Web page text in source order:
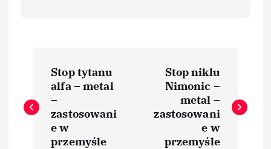
a
w
Stop tytanu
alfa – metal
–
zastosowani
e w
przemyśle
Stop niklu
Nimonic –
metal –
zastosowani
e w
przemyśle